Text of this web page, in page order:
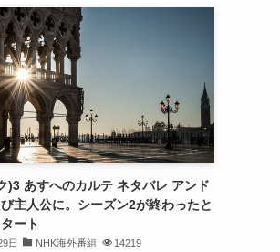
)3 あすへのカルテ ネタバレ アンド
主人公に。シーズン2が終わったと
ート
日 NHK海外番組 14219